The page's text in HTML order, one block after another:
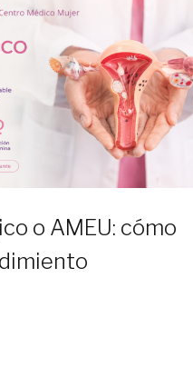
o AMEU: cómo